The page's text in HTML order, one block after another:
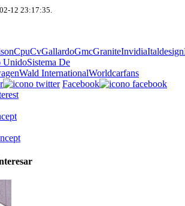
12 23:17:35.
CpuCvGallardoGmcGraniteInvidiaItaldesign
UnidoSistema De
Wald InternationalWorldcarfans
Facebook